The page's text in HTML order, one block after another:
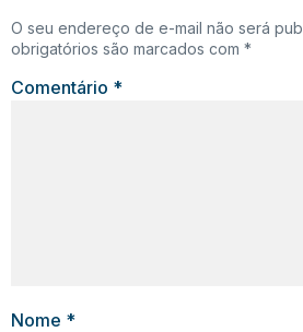
O seu endereço de e-mail não será
obrigatórios são marcados com *
Comentário *
Nome *